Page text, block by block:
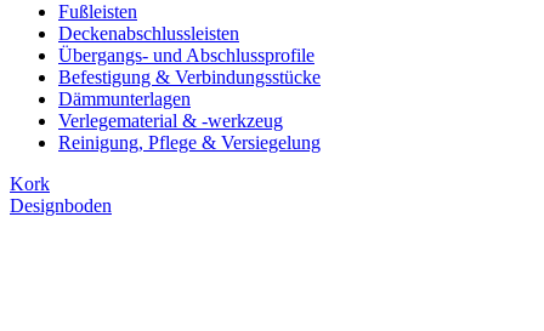
Fußleisten
Deckenabschlussleisten
Übergangs- und Abschlussprofile
Befestigung & Verbindungsstücke
Dämmunterlagen
Verlegematerial & -werkzeug
Reinigung, Pflege & Versiegelung
Kork
Designboden